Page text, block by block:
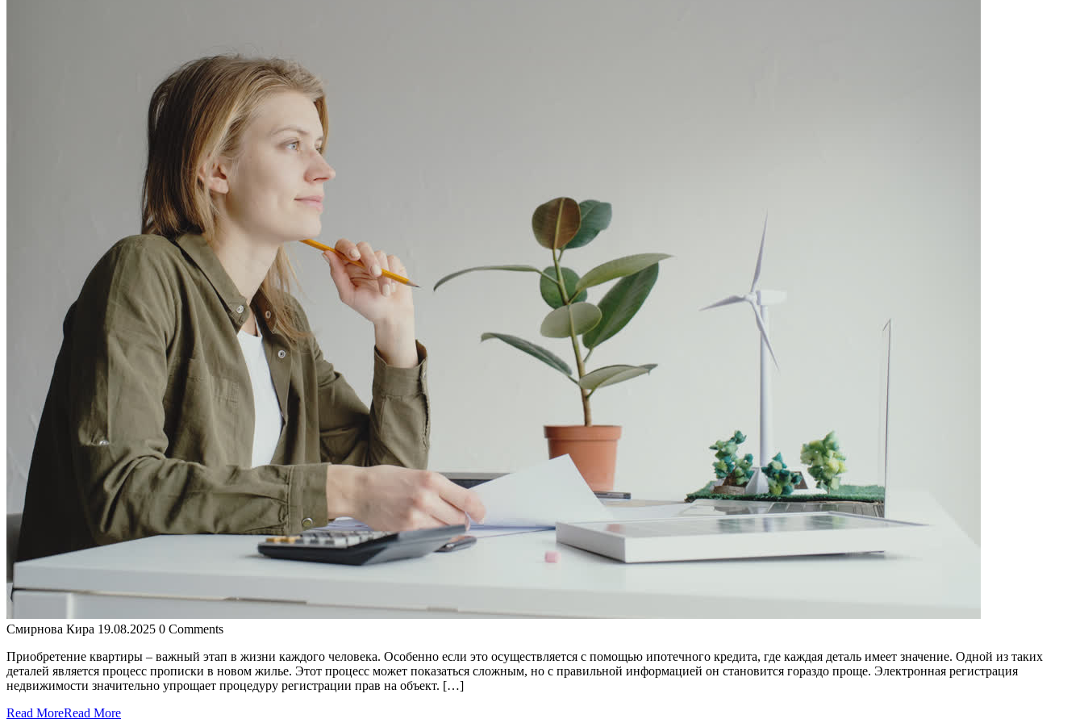
Смирнова Кира 19.08.2025 0 Comments
Приобретение квартиры – важный этап в жизни каждого человека. Особенно если это осуществляется с помощью ипотечного кредита, где каждая деталь имеет значение. Одной из таких
деталей является процесс прописки в новом жилье. Этот процесс может показаться сложным, но с правильной информацией он становится гораздо проще. Электронная регистрация
недвижимости значительно упрощает процедуру регистрации прав на объект. […]
Read MoreRead More